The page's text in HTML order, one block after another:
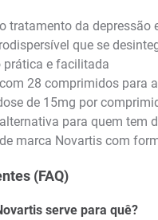
tratamento da depressão
que se
e facilitada
28 comprimidos para
de 15mg por
para quem tem
marca Novartis com
(FAQ)
serve para quê?